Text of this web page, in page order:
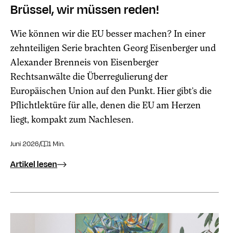
Brüssel, wir müssen reden!
Wie können wir die EU besser machen? In einer
zehnteiligen Serie brachten Georg Eisenberger und
Alexander Brenneis von Eisenberger
Rechtsanwälte die Überregulierung der
Europäischen Union auf den Punkt. Hier gibt’s die
Pflichtlektüre für alle, denen die EU am Herzen
liegt, kompakt zum Nachlesen.
Juni 2026/ 1 Min.
Artikel lesen